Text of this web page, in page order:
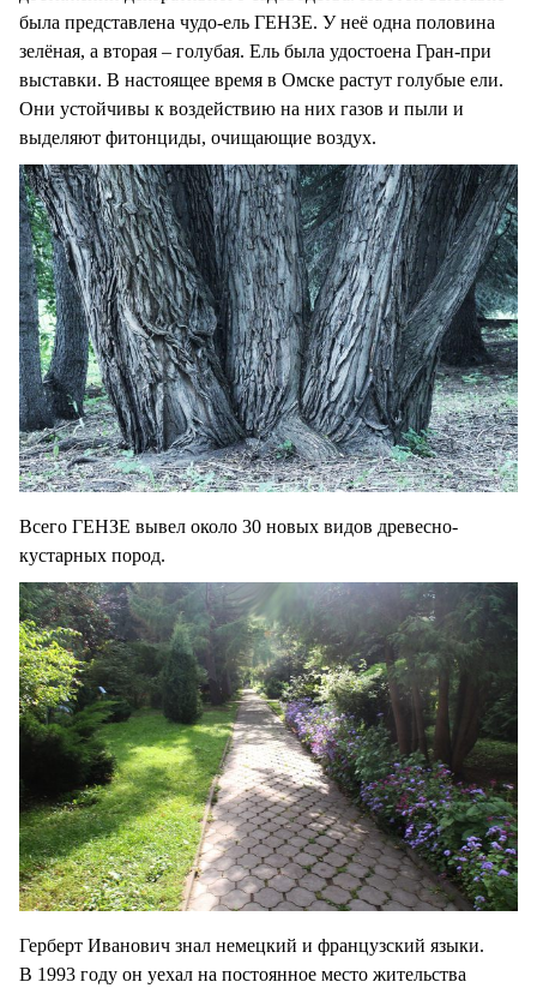
была представлена чудо-ель ГЕНЗЕ. У неё одна половина
зелёная, а вторая – голубая. Ель была удостоена Гран-при
выставки. В настоящее время в Омске растут голубые ели.
Они устойчивы к воздействию на них газов и пыли и
выделяют фитонциды, очищающие воздух.
Всего ГЕНЗЕ вывел около 30 новых видов древесно-
кустарных пород.
Герберт Иванович знал немецкий и французский языки.
В 1993 году он уехал на постоянное место жительства